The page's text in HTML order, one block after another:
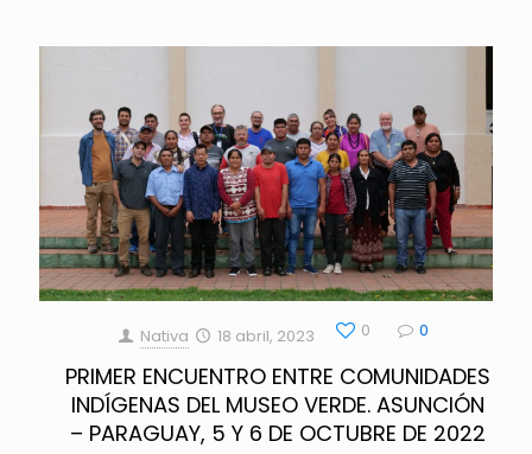
Nativa 18 abril, 2023 0 0
PRIMER ENCUENTRO ENTRE COMUNIDADES
INDÍGENAS DEL MUSEO VERDE. ASUNCIÓN
– PARAGUAY, 5 Y 6 DE OCTUBRE DE 2022